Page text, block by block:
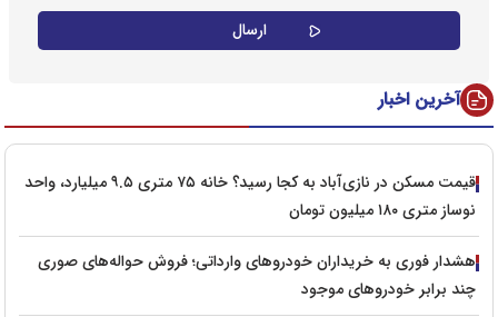
آخرین اخبار
قیمت مسکن در نازی‌آباد به کجا رسید؟ خانه ۷۵ متری ۹.۵ میلیارد، واحد
نوساز متری ۱۸۰ میلیون تومان
هشدار فوری به خریداران خودروهای وارداتی؛ فروش حواله‌های صوری
چند برابر خودروهای موجود